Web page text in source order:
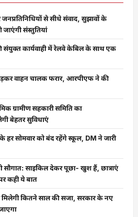
से सीधे संवाद, सुझावों के
संस्तुतियां
कार्यवाही में रेलवे केबिल के साथ एक
वाहन चालक फरार, आरपीएफ ने की
ग्रामीण सहकारी समिति का
बेहतर सुविधाएं
हर सोमवार को बंद रहेंगे स्कूल, DM ने जारी
सौगात: साइकिल देकर पूछा- खुश हैं, छात्राएं
कही ये बात
कितने साल की सजा, सरकार के नए